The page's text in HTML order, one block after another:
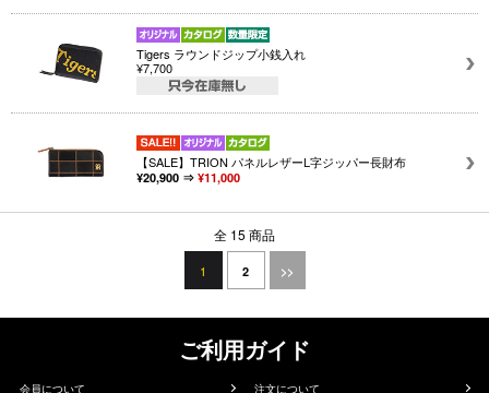
Tigers ラウンドジップ小銭入れ
¥7,700
【SALE】TRION パネルレザーL字ジッパー長財布
¥20,900 ⇒ ¥11,000
全 15 商品
1 2 >>
ご利用ガイド
会員について 注文について